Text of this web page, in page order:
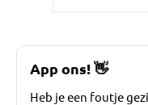
App ons!👋
Heb je een foutje